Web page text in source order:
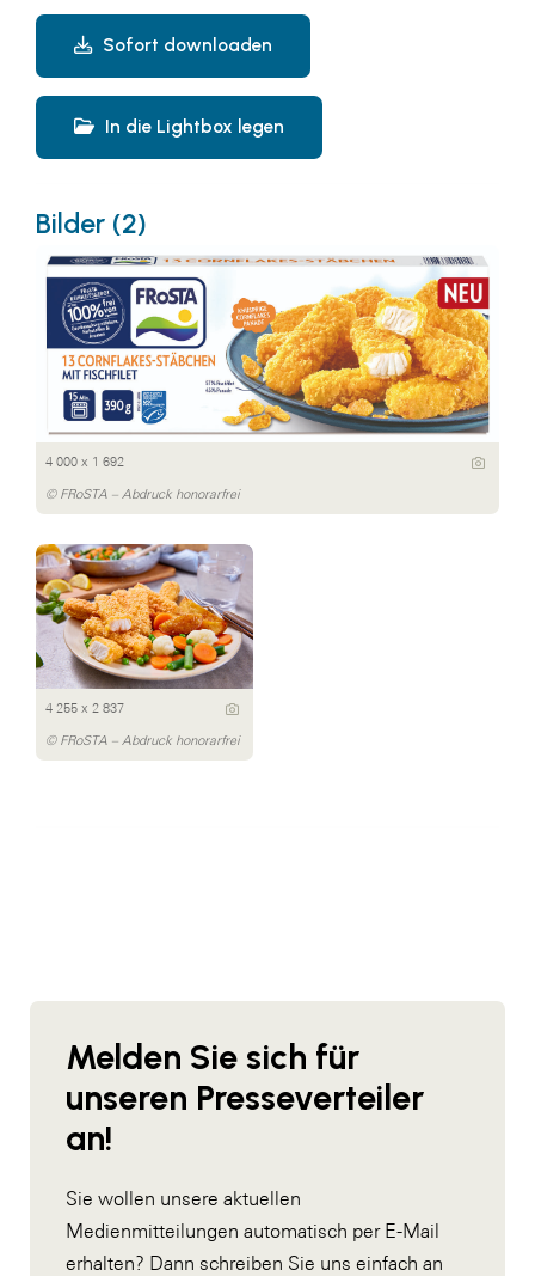
Sofort downloaden
In die Lightbox legen
Bilder (2)
4 000 x 1 692
© FRoSTA – Abdruck honorarfrei
4 255 x 2 837
© FRoSTA – Abdruck honorarfrei
Melden Sie sich für
unseren Presseverteiler
an!
Sie wollen unsere aktuellen
Medienmitteilungen automatisch per E-Mail
erhalten? Dann schreiben Sie uns einfach an